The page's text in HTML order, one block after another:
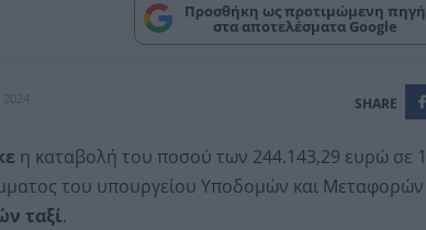
Προσθήκη ως προτιμώμενη πηγή
στα αποτελέσματα Google
2024
η καταβολή του ποσού των 244.143,29 ευρώ σε
του υπουργείου Υποδομών και Μεταφορών
ταξί.